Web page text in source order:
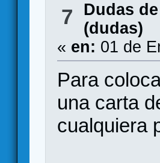
7 Dudas
(dudas)
« en: 01 de
Para
una carta
cualquiera